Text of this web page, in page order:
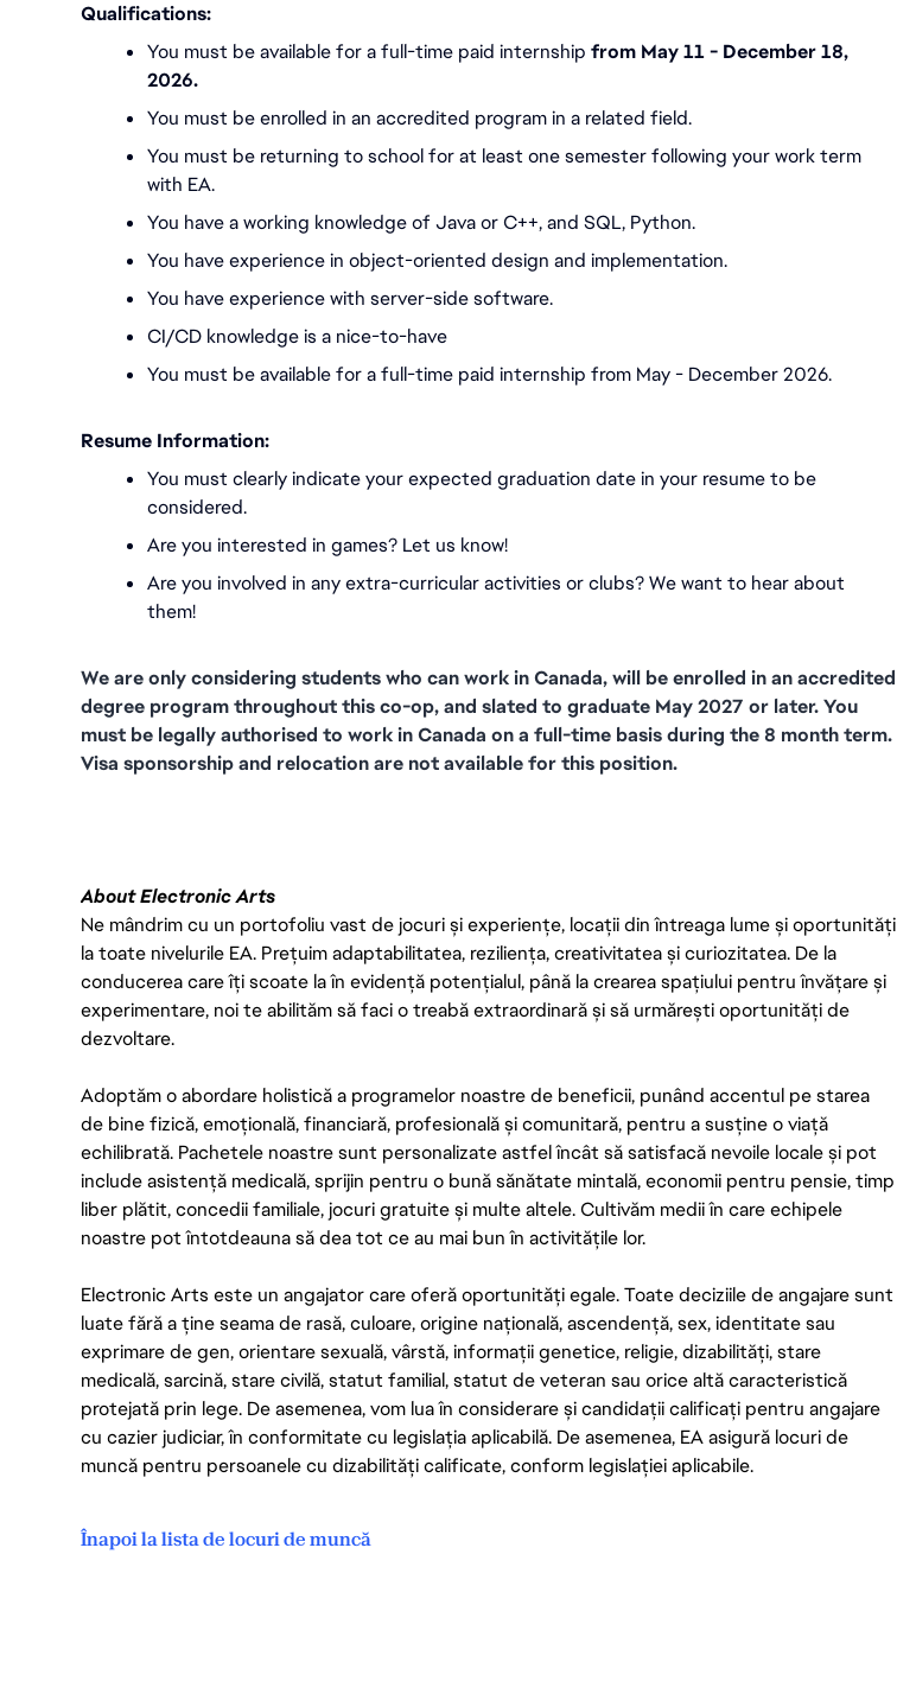
Qualifications:
You must be available for a full-time paid internship from May 11 - December 18,
2026.
You must be enrolled in an accredited program in a related field.
You must be returning to school for at least one semester following your work term
with EA.
You have a working knowledge of Java or C++, and SQL, Python.
You have experience in object-oriented design and implementation.
You have experience with server-side software.
CI/CD knowledge is a nice-to-have
You must be available for a full-time paid internship from May - December 2026.
Resume Information:
You must clearly indicate your expected graduation date in your resume to be
considered.
Are you interested in games? Let us know!
Are you involved in any extra-curricular activities or clubs? We want to hear about
them!
We are only considering students who can work in Canada, will be enrolled in an accredited
degree program throughout this co-op, and slated to graduate May 2027 or later. You
must be legally authorised to work in Canada on a full-time basis during the 8 month term.
Visa sponsorship and relocation are not available for this position.
About Electronic Arts
Ne mândrim cu un portofoliu vast de jocuri și experiențe, locații din întreaga lume și oportunități
la toate nivelurile EA. Prețuim adaptabilitatea, reziliența, creativitatea și curiozitatea. De la
conducerea care îți scoate la în evidență potențialul, până la crearea spațiului pentru învățare și
experimentare, noi te abilităm să faci o treabă extraordinară și să urmărești oportunități de
dezvoltare.
Adoptăm o abordare holistică a programelor noastre de beneficii, punând accentul pe starea
de bine fizică, emoțională, financiară, profesională și comunitară, pentru a susține o viață
echilibrată. Pachetele noastre sunt personalizate astfel încât să satisfacă nevoile locale și pot
include asistență medicală, sprijin pentru o bună sănătate mintală, economii pentru pensie, timp
liber plătit, concedii familiale, jocuri gratuite și multe altele. Cultivăm medii în care echipele
noastre pot întotdeauna să dea tot ce au mai bun în activitățile lor.
Electronic Arts este un angajator care oferă oportunități egale. Toate deciziile de angajare sunt
luate fără a ține seama de rasă, culoare, origine națională, ascendență, sex, identitate sau
exprimare de gen, orientare sexuală, vârstă, informații genetice, religie, dizabilități, stare
medicală, sarcină, stare civilă, statut familial, statut de veteran sau orice altă caracteristică
protejată prin lege. De asemenea, vom lua în considerare și candidații calificați pentru angajare
cu cazier judiciar, în conformitate cu legislația aplicabilă. De asemenea, EA asigură locuri de
muncă pentru persoanele cu dizabilități calificate, conform legislației aplicabile.
Înapoi la lista de locuri de muncă